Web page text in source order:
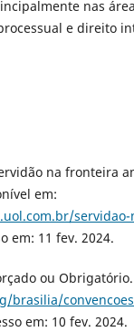
nas
e direito
na fronteira
em:
em: 11 fev. 2024.
ou
brasilia/
em: 10 fev. 2024.